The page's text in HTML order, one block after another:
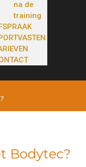
na de
training
Bodytec?